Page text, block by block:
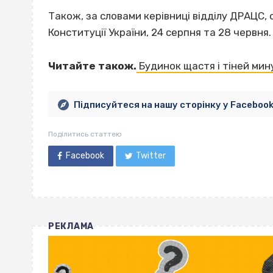
Також, за словами керівниці відділу
Конституції України, 24 серпня та 28 червня.
Читайте також. Будинок щастя і тіней
Підписуйтеся на нашу сторінку у Facebook
Поділитись статтею
Facebook Twitter
РЕКЛАМА